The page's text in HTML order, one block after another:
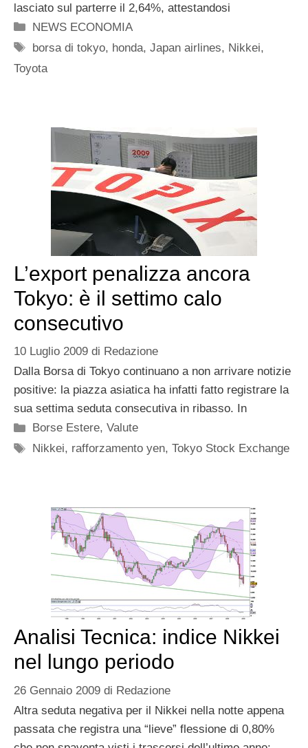
lasciato sul parterre il 2,64%, attestandosi
Categorie
NEWS ECONOMIA
Tag
borsa di tokyo, honda,Japan airlines, Nikkei,
Toyota
L’export penalizza ancora
Tokyo: è il settimo calo
consecutivo
10 Luglio 2009 di Redazione
Dalla Borsa di Tokyo continuano a non arrivare notizie
positive: la piazza asiatica ha infatti fatto registrare la
sua settima seduta consecutiva in ribasso. In
Categorie
Borse Estere,Valute
Tag
Nikkei, rafforzamento yen,Tokyo Stock Exchange
Analisi Tecnica: indice Nikkei
nel lungo periodo
26 Gennaio 2009 di Redazione
Altra seduta negativa per il Nikkei nella notte appena
passata che registra una “lieve” flessione di 0,80%